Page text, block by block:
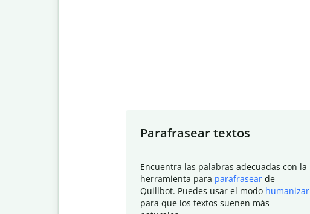
Parafrasear textos
Encuentra las palabras adecuadas con la
herramienta para parafrasear de
Quillbot. Puedes usar el modo humanizar
para que los textos suenen más